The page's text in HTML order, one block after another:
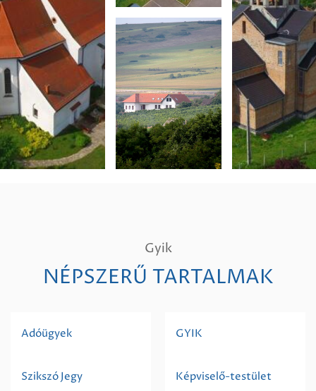
Gyik
NÉPSZERŰ TARTALMAK
Adóügyek GYIK
Szikszó Jegy Képviselő-testület